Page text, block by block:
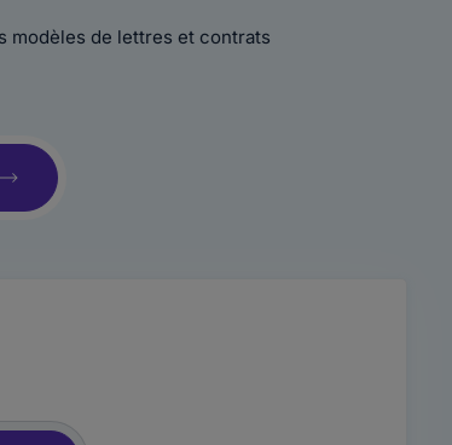
modèles de lettres et contrats